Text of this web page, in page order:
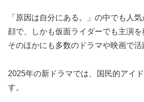
「原因は自分にある。」の中でも人
顔で、しかも仮面ライダーでも主演を
そのほかにも多数のドラマや映画で活
2025年の新ドラマでは、国民的アイ
す。